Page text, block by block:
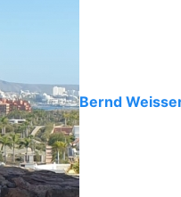
Bernd